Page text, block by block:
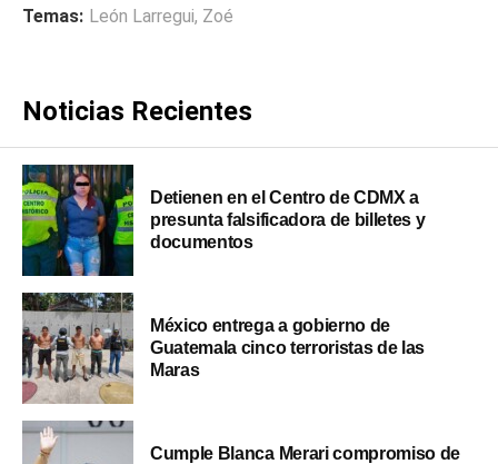
Temas: León Larregui, Zoé
Noticias Recientes
Detienen en el Centro de CDMX a
presunta falsificadora de billetes y
documentos
México entrega a gobierno de
Guatemala cinco terroristas de las
Maras
Cumple Blanca Merari compromiso de